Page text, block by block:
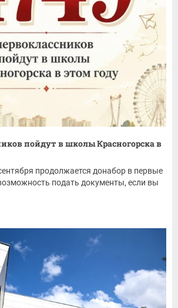
пойдут в школы Красногорска в
продолжается донабор в первые
подать документы, если вы